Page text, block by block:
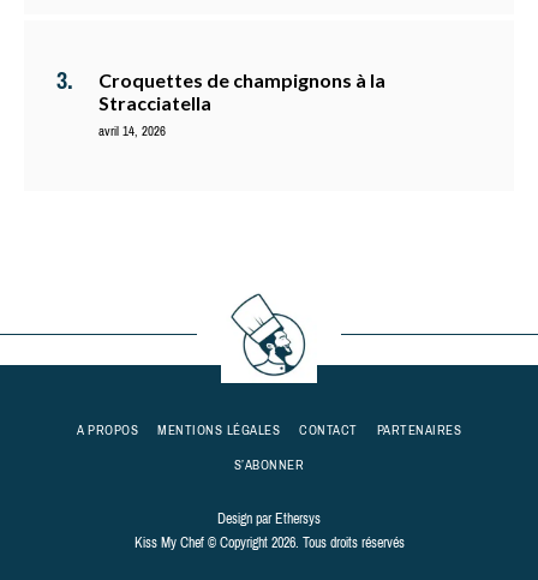
Croquettes de champignons à la
Stracciatella
avril 14, 2026
A PROPOS MENTIONS LÉGALES CONTACT
PARTENAIRES
S’ABONNER
Design parEthersys
Kiss My Chef © Copyright 2026. Tous droits réservés